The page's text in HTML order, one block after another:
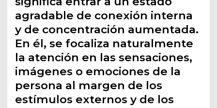
agradable de conexión interna
y de concentración aumentada.
En él, se focaliza naturalmente
la atención en las sensaciones,
imágenes o emociones de la
persona al margen de los
estímulos externos y de los